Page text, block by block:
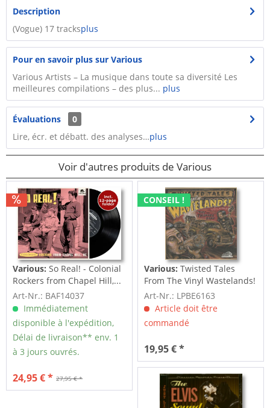
Description
(Vogue) 17 tracksplus
Pour en savoir plus sur Various
Various Artists – La musique dans toute sa diversité Les
meilleures compilations – des plus... plus
Évaluations
0
Lire, écr. et débatt. des analyses…plus
Voir d'autres produits de Various
Various:So Real! - Colonial
Rockers from Chapel Hill,...
Art-Nr.: BAF14037
Immédiatement
disponible à l'expédition,
Délai de livraison** env. 1
à 3 jours ouvrés.
27,95 € *
24,95 € *
CONSEIL !
Various:Twisted Tales
From The Vinyl Wastelands!
Vol.5...
Art-Nr.: LPBE6163
Article doit être
commandé
19,95 € *